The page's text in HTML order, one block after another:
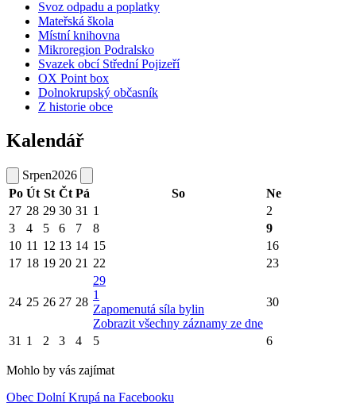
Svoz odpadu a poplatky
Mateřská škola
Místní knihovna
Mikroregion Podralsko
Svazek obcí Střední Pojizeří
OX Point box
Dolnokrupský občasník
Z historie obce
Kalendář
Srpen2026
Po Út St Čt Pá So
Ne
27 28 29 30 31 1
2
3
4 5 6 7 8
9
10 11 12 13 14 15
16
17 18 19 20 21 22 23
24 25 26 27 28
29
1
Zapomenutá síla bylin
Zobrazit všechny záznamy ze dne
30
31 1 2 3 4 5 6
Mohlo by vás zajímat
Obec Dolní Krupá na Facebooku